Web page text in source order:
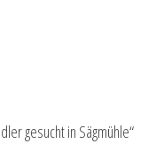
gesucht in Sägmühle“